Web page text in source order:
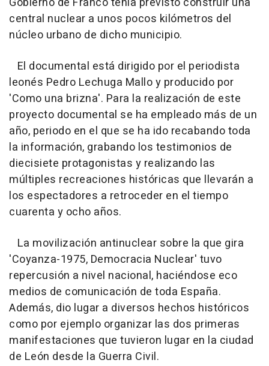
central nuclear a unos pocos kilómetros del
núcleo urbano de dicho municipio.
El documental está dirigido por el periodista
leonés Pedro Lechuga Mallo y producido por
'Como una brizna'. Para la realización de este
proyecto documental se ha empleado más de un
año, periodo en el que se ha ido recabando toda
la información, grabando los testimonios de
diecisiete protagonistas y realizando las
múltiples recreaciones históricas que llevarán a
los espectadores a retroceder en el tiempo
cuarenta y ocho años.
La movilización antinuclear sobre la que gira
'Coyanza-1975, Democracia Nuclear' tuvo
repercusión a nivel nacional, haciéndose eco
medios de comunicación de toda España.
Además, dio lugar a diversos hechos históricos
como por ejemplo organizar las dos primeras
manifestaciones que tuvieron lugar en la ciudad
de León desde la Guerra Civil.